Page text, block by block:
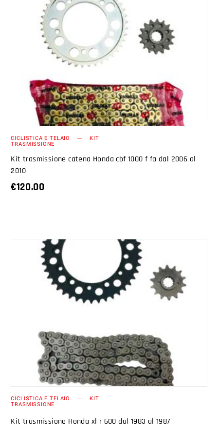
AGGIUNGI AL CARRELLO
CICLISTICA E TELAIO KIT
TRASMISSIONE
Kit trasmissione catena Honda cbf 1000 f fa dal 2006 al
2010
€120.00
CICLISTICA E TELAIO KIT
TRASMISSIONE
Kit trasmissione Honda xl r 600 dal 1983 al 1987